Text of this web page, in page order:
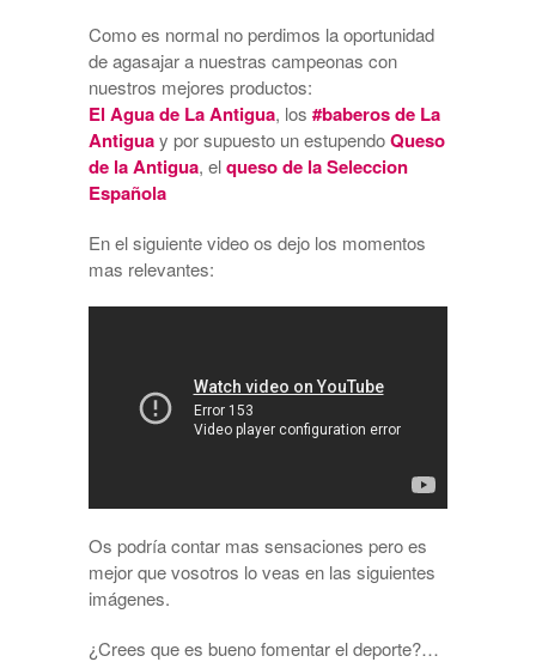
Como es normal no perdimos la oportunidad
de agasajar a nuestras campeonas con
nuestros mejores productos:
El Agua de La Antigua, los #baberos de La
Antiguay por supuesto un estupendoQueso
de la Antigua, elqueso de la Seleccion
Española
En el siguiente video os dejo los momentos
mas relevantes:
Os podría contar mas sensaciones pero es
mejor que vosotros lo veas en las siguientes
imágenes.
¿Crees que es bueno fomentar el deporte?…